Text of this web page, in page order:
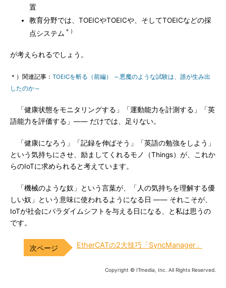
置
教育分野では、TOEICやTOEICや、そしてTOEICなどの採
点システム ＊）
が考えられるでしょう。
＊）関連記事： TOEICを斬る（前編） ～悪魔のような試験は、誰が生み出
したのか～
「健康状態をモニタリングする」「運動能力を計測する」「英
語能力を評価する」―― だけでは、足りない。
「健康になろう」「記録を伸ばそう」「英語の勉強をしよう」
という気持ちにさせ、励ましてくれるモノ（Things）が、これか
らのIoTに求められると考えています。
「機械のような奴」という言葉が、「人の気持ちを理解する優
しい奴」という意味に使われるようになる日 ―― それこそが、
IoTが社会にパラダイムシフトを与える日になる、と私は思うの
です。
EtherCATの2大技巧「SyncManager」
Copyright © ITmedia, Inc. All Rights Reserved.